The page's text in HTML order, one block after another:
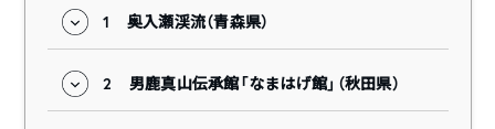
1 奥入瀬渓流（青森県）
2 男鹿真山伝承館「なまはげ館」（秋田県）